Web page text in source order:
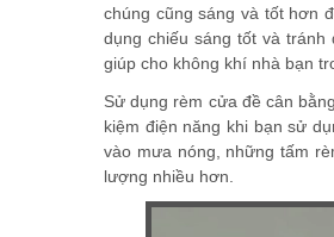
chúng cũng sáng và tốt hơn
dụng chiếu sáng tốt và
giúp cho không khí nhà bạn
Sử dụng rèm cửa đề cân
kiệm điện năng khi bạn sử
vào mưa nóng, những tấm
lượng nhiều hơn.